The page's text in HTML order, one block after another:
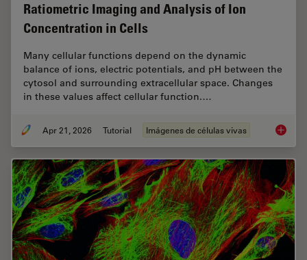
Ratiometric Imaging and Analysis of Ion
Concentration in Cells
Many cellular functions depend on the dynamic
balance of ions, electric potentials, and pH between the
cytosol and surrounding extracellular space. Changes
in these values affect cellular function.…
Apr 21, 2026 Tutorial Imágenes de células vivas